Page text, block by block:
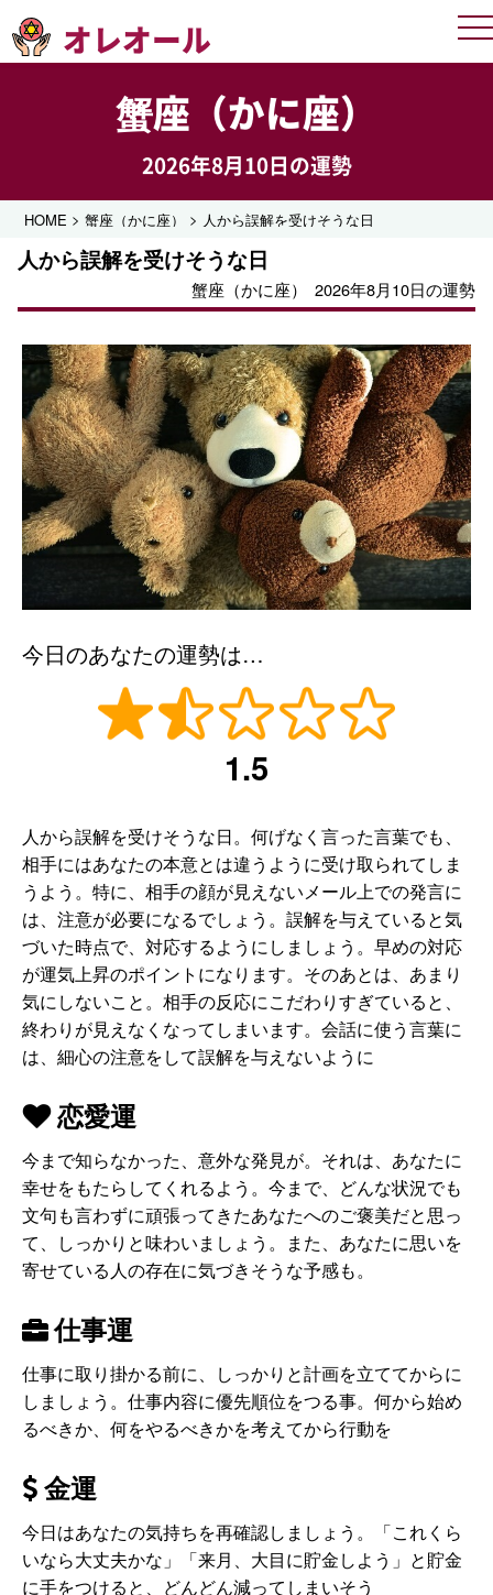
オレオール
蟹座（かに座）
2026年8月10日の運勢
HOME >蟹座（かに座） > 人から誤解を受けそうな日
人から誤解を受けそうな日
蟹座（かに座） 2026年8月10日の運勢
今日のあなたの運勢は…
1.5
人から誤解を受けそうな日。何げなく言った言葉でも、
相手にはあなたの本意とは違うように受け取られてしま
うよう。特に、相手の顔が見えないメール上での発言に
は、注意が必要になるでしょう。誤解を与えていると気
づいた時点で、対応するようにしましょう。早めの対応
が運気上昇のポイントになります。そのあとは、あまり
気にしないこと。相手の反応にこだわりすぎていると、
終わりが見えなくなってしまいます。会話に使う言葉に
は、細心の注意をして誤解を与えないように
恋愛運
今まで知らなかった、意外な発見が。それは、あなたに
幸せをもたらしてくれるよう。今まで、どんな状況でも
文句も言わずに頑張ってきたあなたへのご褒美だと思っ
て、しっかりと味わいましょう。また、あなたに思いを
寄せている人の存在に気づきそうな予感も。
仕事運
仕事に取り掛かる前に、しっかりと計画を立ててからに
しましょう。仕事内容に優先順位をつる事。何から始め
るべきか、何をやるべきかを考えてから行動を
金運
今日はあなたの気持ちを再確認しましょう。「これくら
いなら大丈夫かな」「来月、大目に貯金しよう」と貯金
に手をつけると、どんどん減ってしまいそう